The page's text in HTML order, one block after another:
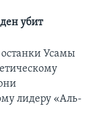
убит
Усамы
лидеру «Аль-